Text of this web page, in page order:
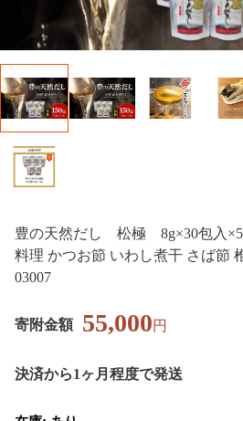
豊の天然だし 松極 8g×30包入×5
料理 かつお節 いわし煮干 さば節
03007
寄附金額 55,000円
決済から1ヶ月程度で発送